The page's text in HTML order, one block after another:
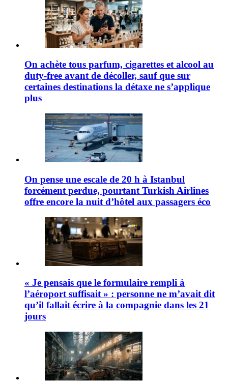
On achète tous parfum, cigarettes et alcool au
duty-free avant de décoller, sauf que sur
certaines destinations la détaxe ne s’applique
plus
On pense une escale de 20 h à Istanbul
forcément perdue, pourtant Turkish Airlines
offre encore la nuit d’hôtel aux passagers éco
« Je pensais que le formulaire rempli à
l’aéroport suffisait » : personne ne m’avait dit
qu’il fallait écrire à la compagnie dans les 21
jours